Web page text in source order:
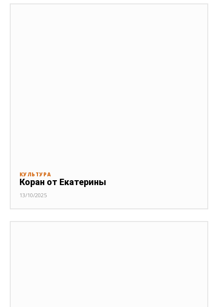
КУЛЬТУРА
Коран от Екатерины
13/10/2025